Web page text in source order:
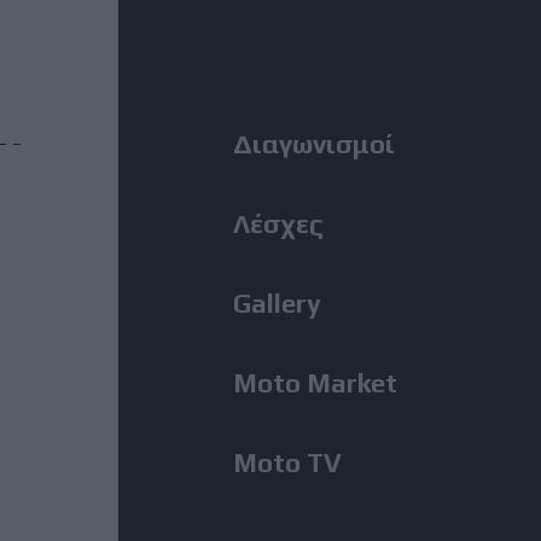
31 Ιούλιος, 2026
ακούμε, μόλις εμφανίστηκε για
Romaniacs, 2η Μέρα: Νίκη
Κουζή και αποτελέσματα ανά
άλλοι Έλληνες [Photos]
Διαγωνισμοί
Λέσχες
Gallery
Moto Market
Moto TV